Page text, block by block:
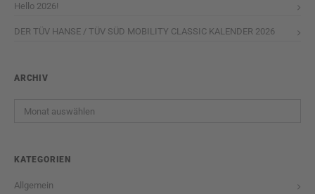
Hello 2026!
DER TÜV HANSE / TÜV SÜD MOBILITY CLASSIC KALENDER 2026
ARCHIV
Archiv
KATEGORIEN
Allgemein